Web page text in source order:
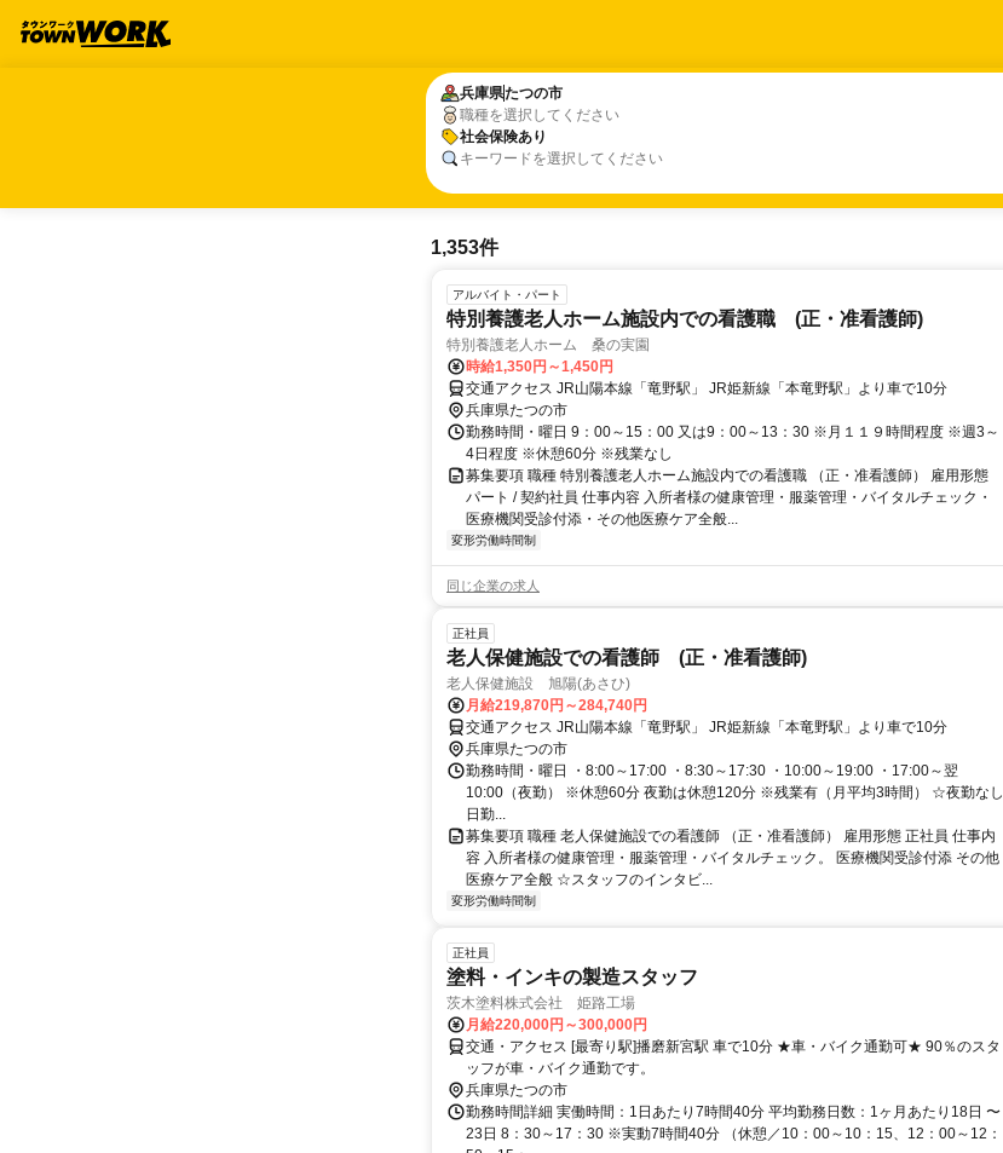
兵庫県たつの市
職種を選択してください
社会保険あり
キーワードを選択してください
兵庫県たつの市
社会保険あり
1,353件
アルバイト・パート
特別養護老人ホーム施設内での看護職 (正・准看護師)
特別養護老人ホーム 桑の実園
時給1,350円～1,450円
交通アクセス JR山陽本線「竜野駅」 JR姫新線「本竜野駅」より車で10分
兵庫県たつの市
勤務時間・曜日 9：00～15：00 又は9：00～13：30 ※月１１９時間程度 ※週3～
4日程度 ※休憩60分 ※残業なし
募集要項 職種 特別養護老人ホーム施設内での看護職 （正・准看護師） 雇用形態
パート / 契約社員 仕事内容 入所者様の健康管理・服薬管理・バイタルチェック・
医療機関受診付添・その他医療ケア全般...
変形労働時間制
同じ企業の求人
正社員
老人保健施設での看護師 (正・准看護師)
老人保健施設 旭陽(あさひ)
月給219,870円～284,740円
交通アクセス JR山陽本線「竜野駅」 JR姫新線「本竜野駅」より車で10分
兵庫県たつの市
勤務時間・曜日 ・8:00～17:00 ・8:30～17:30 ・10:00～19:00 ・17:00～翌
10:00（夜勤） ※休憩60分 夜勤は休憩120分 ※残業有（月平均3時間） ☆夜勤なし
日勤...
募集要項 職種 老人保健施設での看護師 （正・准看護師） 雇用形態 正社員 仕事内
容 入所者様の健康管理・服薬管理・バイタルチェック。 医療機関受診付添 その他
医療ケア全般 ☆スタッフのインタビ...
変形労働時間制
正社員
塗料・インキの製造スタッフ
茨木塗料株式会社 姫路工場
月給220,000円～300,000円
交通・アクセス [最寄り駅]播磨新宮駅 車で10分 ★車・バイク通勤可★ 90％のスタ
ッフが車・バイク通勤です。
兵庫県たつの市
勤務時間詳細 実働時間：1日あたり7時間40分 平均勤務日数：1ヶ月あたり18日 〜
23日 8：30～17：30 ※実動7時間40分 （休憩／10：00～10：15、12：00～12：